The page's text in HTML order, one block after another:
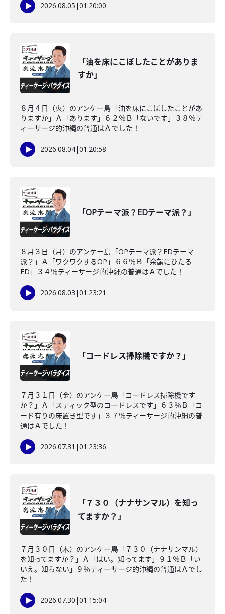
2026.08.05 |01:20:00
「油を床にこぼしたことがありま
すか」
８月４日（火）のアンケー島「油を床にこぼしたことがあ
りますか」Ａ「あります」６２％Ｂ「ないです」３８％テ
ィーサージ的沖縄の普通はＡでした！
2026.08.04|01:20:58
「OPテーマ派？EDテーマ派？」
８月３日（月）のアンケー島「OPテーマ派？EDテーマ
派？」Ａ「ワクワクするOP」６６％Ｂ「余韻にひたる
ED」３４％ティーサージ的沖縄の普通はＡでした！
2026.08.03 |01:23:21
「コードレス掃除機ですか？」
７月３１日（金）のアンケー島「コードレス掃除機です
か？」Ａ「スティック型のコードレスです」６３％Ｂ「コ
ード有りの床置き型です」３７％ティーサージ的沖縄の普
通はＡでした！
2026.07.31 |01:23:36
「７３０（ナナサンマル）を知っ
てますか？」
７月３０日（木）のアンケー島「７３０（ナナサンマル）
を知ってますか？」Ａ「はい。知ってます」９１％Ｂ「い
いえ。知らない」９％ティーサージ的沖縄の普通はＡでし
た！
2026.07.30 |01:15:04